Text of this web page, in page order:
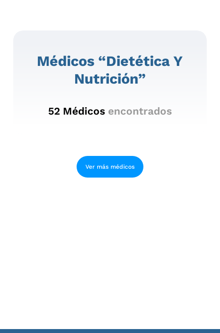
Médicos “dietética Y
Nutrición”
52Médicos encontrados
Ver más médicos